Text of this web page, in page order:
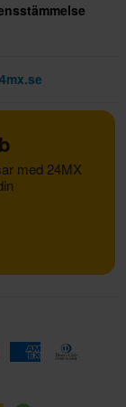
med 24MX